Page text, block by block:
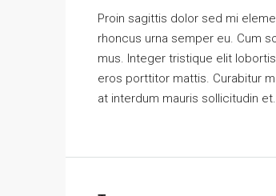
Proin sagittis dolor sed mi
rhoncus urna semper eu. Cum
mus. Integer tristique elit
eros porttitor mattis. Curabitur
at interdum mauris sollicitudin et.